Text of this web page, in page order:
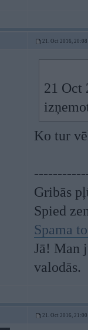
21. Oct 2016, 20:08
21 Oct
Ko tur
Gribās
Spied
Spama
Jā! Man
valodās.
21. Oct 2016, 21:00